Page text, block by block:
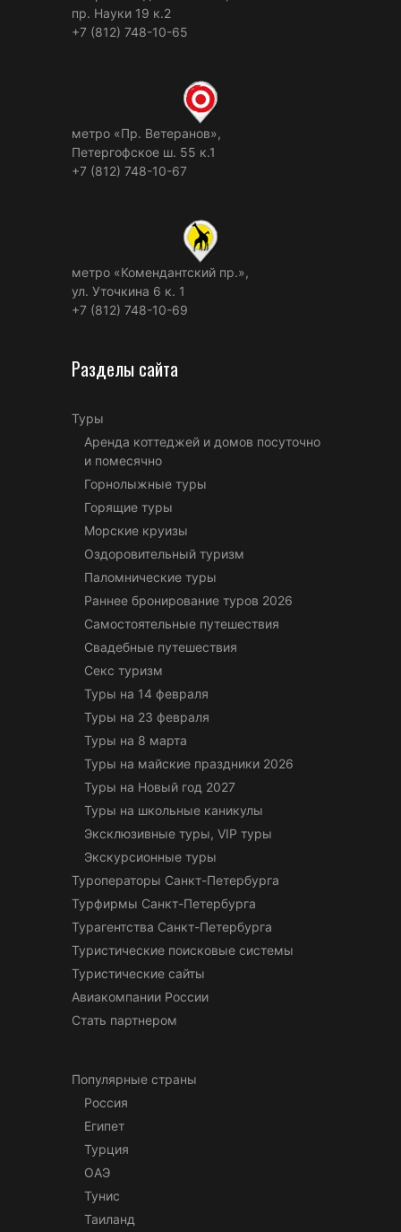
пр. Науки 19 к.2
+7 (812) 748-10-65
метро «Пр. Ветеранов»,
Петергофское ш. 55 к.1
+7 (812) 748-10-67
метро «Комендантский пр.»,
ул. Уточкина 6 к. 1
+7 (812) 748-10-69
Разделы сайта
Туры
Аренда коттеджей и домов посуточно
и помесячно
Горнолыжные туры
Горящие туры
Морские круизы
Оздоровительный туризм
Паломнические туры
Раннее бронирование туров 2026
Самостоятельные путешествия
Свадебные путешествия
Секс туризм
Туры на 14 февраля
Туры на 23 февраля
Туры на 8 марта
Туры на майские праздники 2026
Туры на Новый год 2027
Туры на школьные каникулы
Эксклюзивные туры, VIP туры
Экскурсионные туры
Туроператоры Санкт-Петербурга
Турфирмы Санкт-Петербурга
Турагентства Санкт-Петербурга
Туристические поисковые системы
Туристические сайты
Авиакомпании России
Стать партнером
Популярные страны
Россия
Египет
Турция
ОАЭ
Тунис
Таиланд